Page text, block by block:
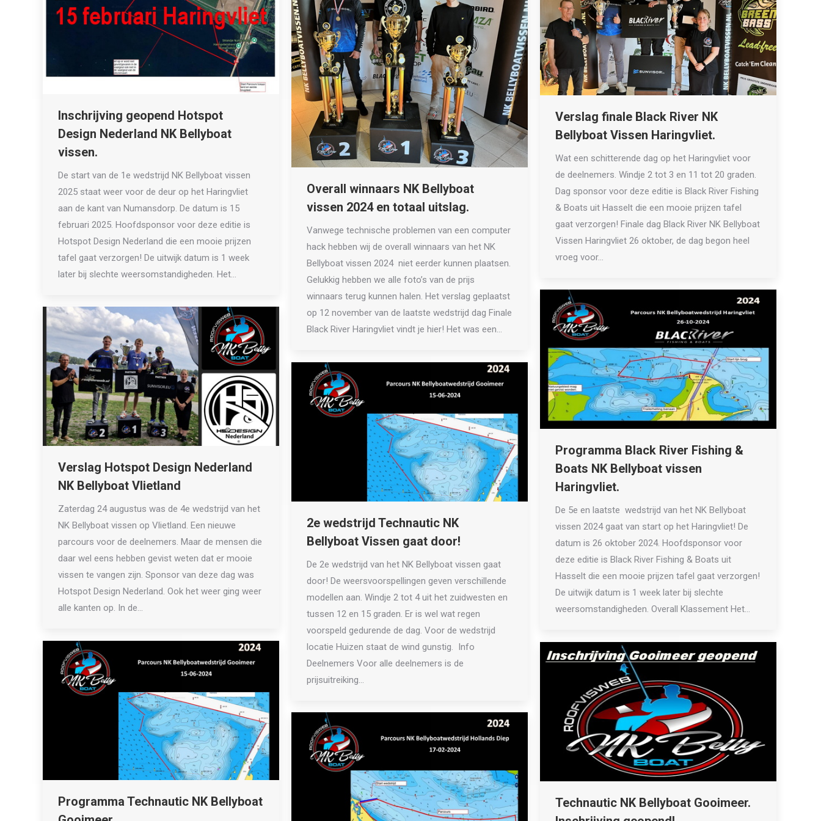
Inschrijving geopend Hotspot
Design Nederland NK Bellyboat
vissen.
De start van de 1e wedstrijd NK Bellyboat vissen
2025 staat weer voor de deur op het Haringvliet
aan de kant van Numansdorp. De datum is 15
februari 2025. Hoofdsponsor voor deze editie is
Hotspot Design Nederland die een mooie prijzen
tafel gaat verzorgen! De uitwijk datum is 1 week
later bij slechte weersomstandigheden. Het…
Overall winnaars NK Bellyboat
vissen 2024 en totaal uitslag.
Vanwege technische problemen van een computer
hack hebben wij de overall winnaars van het NK
Bellyboat vissen 2024 niet eerder kunnen plaatsen.
Gelukkig hebben we alle foto’s van de prijs
winnaars terug kunnen halen. Het verslag geplaatst
op 12 november van de laatste wedstrijd dag Finale
Black River Haringvliet vindt je hier! Het was een…
Verslag finale Black River NK
Bellyboat Vissen Haringvliet.
Wat een schitterende dag op het Haringvliet voor
de deelnemers. Windje 2 tot 3 en 11 tot 20 graden.
Dag sponsor voor deze editie is Black River Fishing
& Boats uit Hasselt die een mooie prijzen tafel
gaat verzorgen! Finale dag Black River NK Bellyboat
Vissen Haringvliet 26 oktober, de dag begon heel
vroeg voor…
Programma Black River Fishing &
Boats NK Bellyboat vissen
Haringvliet.
De 5e en laatste wedstrijd van het NK Bellyboat
vissen 2024 gaat van start op het Haringvliet! De
datum is 26 oktober 2024. Hoofdsponsor voor
deze editie is Black River Fishing & Boats uit
Hasselt die een mooie prijzen tafel gaat verzorgen!
De uitwijk datum is 1 week later bij slechte
weersomstandigheden. Overall Klassement Het…
Verslag Hotspot Design Nederland
NK Bellyboat Vlietland
Zaterdag 24 augustus was de 4e wedstrijd van het
NK Bellyboat vissen op Vlietland. Een nieuwe
parcours voor de deelnemers. Maar de mensen die
daar wel eens hebben gevist weten dat er mooie
vissen te vangen zijn. Sponsor van deze dag was
Hotspot Design Nederland. Ook het weer ging weer
alle kanten op. In de…
2e wedstrijd Technautic NK
Bellyboat Vissen gaat door!
De 2e wedstrijd van het NK Bellyboat vissen gaat
door! De weersvoorspellingen geven verschillende
modellen aan. Windje 2 tot 4 uit het zuidwesten en
tussen 12 en 15 graden. Er is wel wat regen
voorspeld gedurende de dag. Voor de wedstrijd
locatie Huizen staat de wind gunstig. Info
Deelnemers Voor alle deelnemers is de
prijsuitreiking…
Programma Technautic NK Bellyboat
Technautic NK Bellyboat Gooimeer.